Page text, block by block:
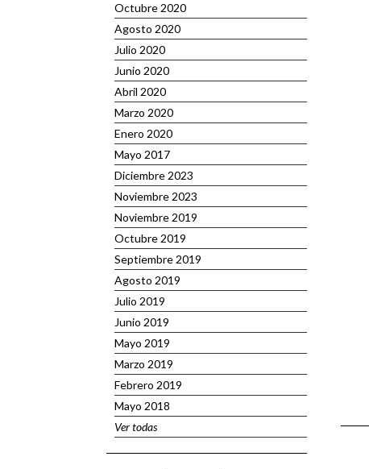
Octubre 2020
Agosto 2020
Julio 2020
Junio 2020
Abril 2020
Marzo 2020
Enero 2020
Mayo 2017
Diciembre 2023
Noviembre 2023
Noviembre 2019
Octubre 2019
Septiembre 2019
Agosto 2019
Julio 2019
Junio 2019
Mayo 2019
Marzo 2019
Febrero 2019
Mayo 2018
Ver todas